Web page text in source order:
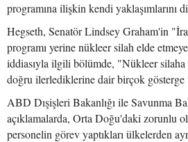
programına ilişkin kendi yaklaşımlarını
Hegseth, Senatör Lindsey Graham'in
programı yerine nükleer silah elde
iddiasıyla ilgili bölümde, "Nükleer silaha
doğru ilerlediklerine dair birçok gösterge
ABD Dışişleri Bakanlığı ile Savunma
açıklamalarda, Orta Doğu'daki zorunlu
personelin görev yaptıkları ülkelerden